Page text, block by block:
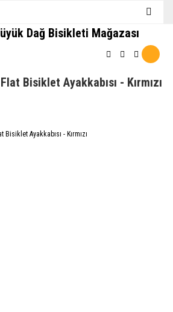
Dağ Bisikleti Mağazası
Bisiklet Ayakkabısı - Kırmızı